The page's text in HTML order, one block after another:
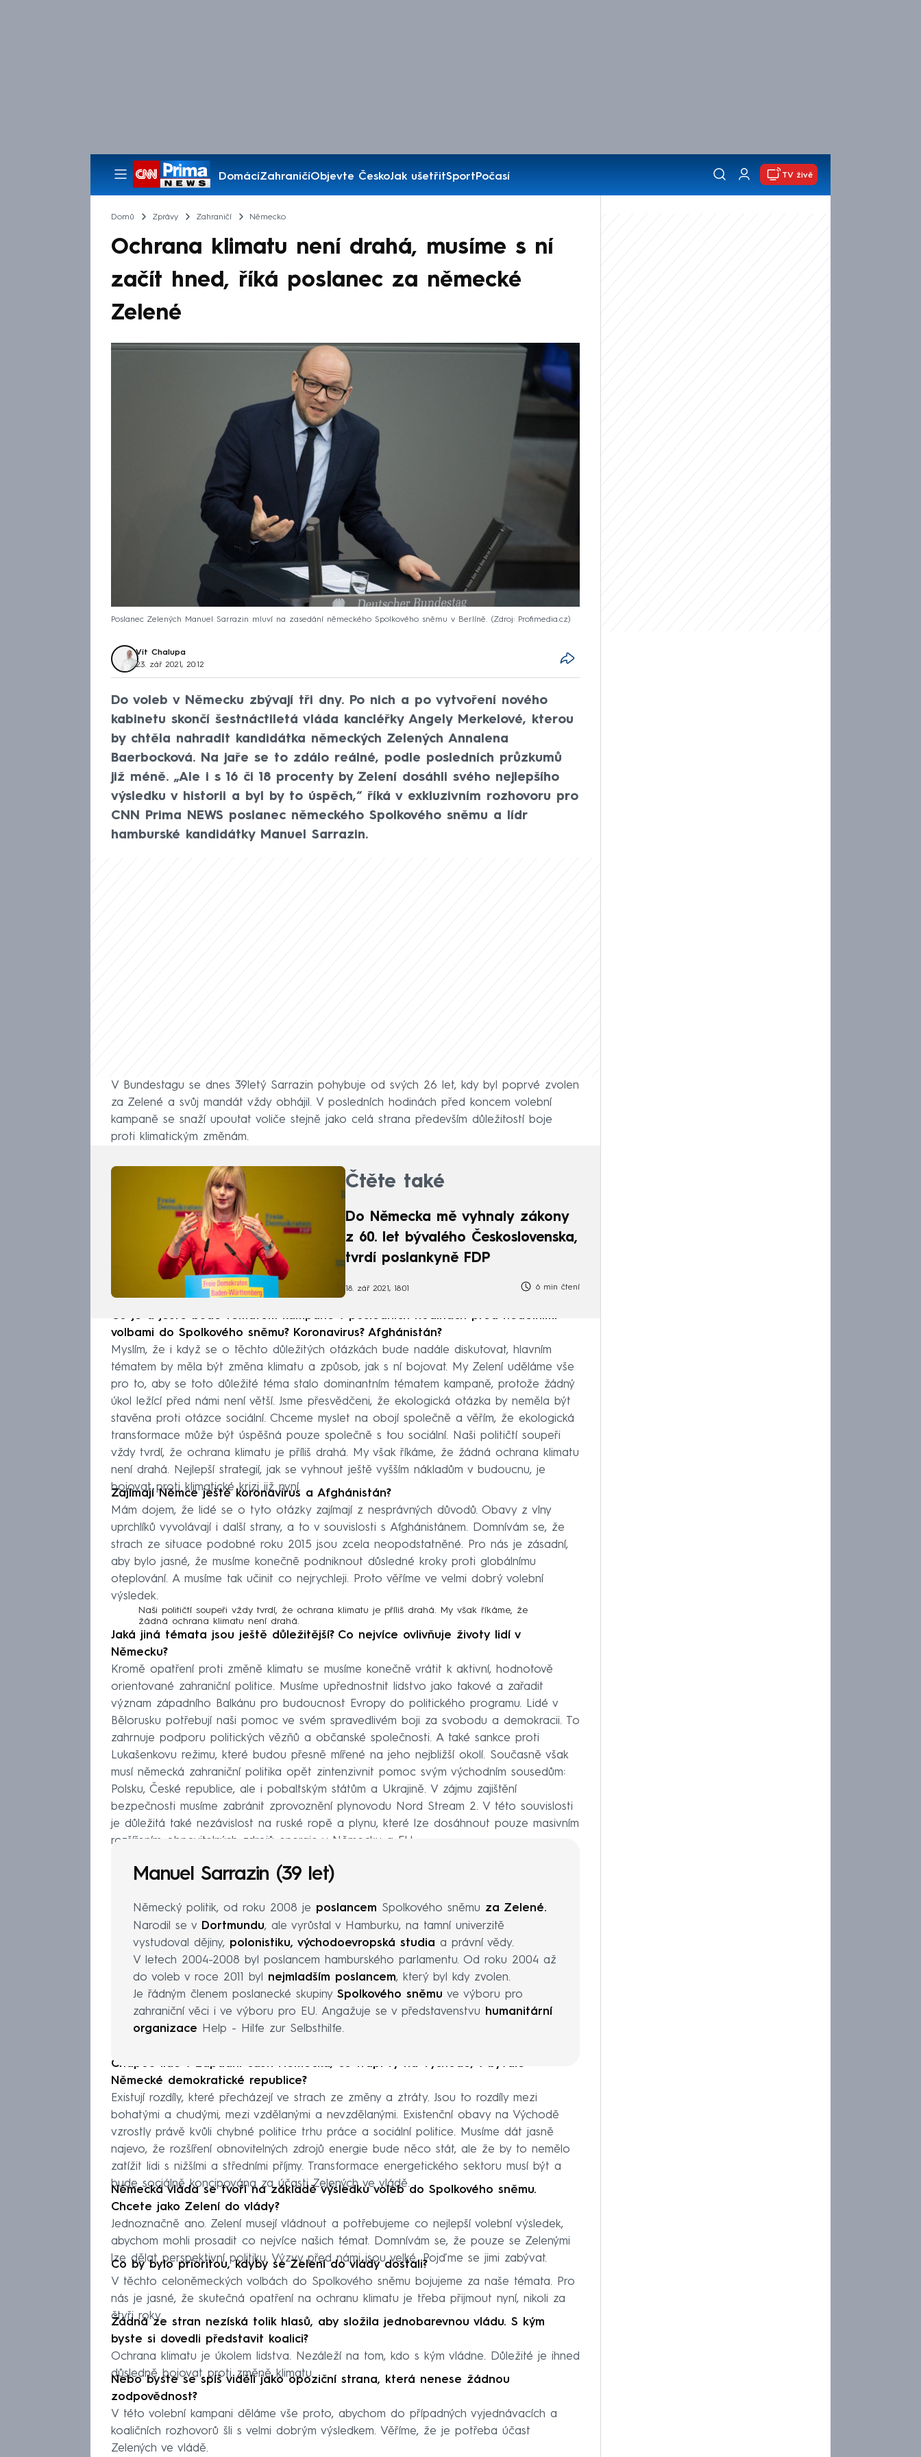
DomácíZahraničíObjevte ČeskoJak ušetřitSportPočasí
Pořady
TV živě
Domů Zprávy Zahraničí Německo
Ochrana klimatu není drahá, musíme s ní
začít hned, říká poslanec za německé
Zelené
Poslanec Zelených Manuel Sarrazin mluví na zasedání německého Spolkového sněmu v Berlíně. Zdroj: Profimedia.cz
Vít Chalupa
23. zář 2021, 20:12
Do voleb v Německu zbývají tři dny. Po nich a po vytvoření nového
kabinetu skončí šestnáctiletá vláda kancléřky Angely Merkelové, kterou
by chtěla nahradit kandidátka německých Zelených Annalena
Baerbocková. Na jaře se to zdálo reálné, podle posledních průzkumů
již méně. „Ale i s 16 či 18 procenty by Zelení dosáhli svého nejlepšího
výsledku v historii a byl by to úspěch,“ říká v exkluzivním rozhovoru pro
CNN Prima NEWS poslanec německého Spolkového sněmu a lídr
hamburské kandidátky Manuel Sarrazin.
V Bundestagu se dnes 39letý Sarrazin pohybuje od svých 26 let, kdy byl poprvé zvolen
za Zelené a svůj mandát vždy obhájil. V posledních hodinách před koncem volební
kampaně se snaží upoutat voliče stejně jako celá strana především důležitostí boje
proti klimatickým změnám.
Čtěte také
Do Německa mě vyhnaly zákony
z 60. let bývalého Československa,
tvrdí poslankyně FDP
18. zář 2021, 18:01 6 min čtení
Co je a ještě bude tématem kampaně v posledních hodinách před nedělními
volbami do Spolkového sněmu? Koronavirus? Afghánistán?
Myslím, že i když se o těchto důležitých otázkách bude nadále diskutovat, hlavním
tématem by měla být změna klimatu a způsob, jak s ní bojovat. My Zelení uděláme vše
pro to, aby se toto důležité téma stalo dominantním tématem kampaně, protože žádný
úkol ležící před námi není větší. Jsme přesvědčeni, že ekologická otázka by neměla být
stavěna proti otázce sociální. Chceme myslet na obojí společně a věřím, že ekologická
transformace může být úspěšná pouze společně s tou sociální. Naši političtí soupeři
vždy tvrdí, že ochrana klimatu je příliš drahá. My však říkáme, že žádná ochrana klimatu
není drahá. Nejlepší strategií, jak se vyhnout ještě vyšším nákladům v budoucnu, je
bojovat proti klimatické krizi již nyní.
Zajímají Němce ještě koronavirus a Afghánistán?
Mám dojem, že lidé se o tyto otázky zajímají z nesprávných důvodů. Obavy z vlny
uprchlíků vyvolávají i další strany, a to v souvislosti s Afghánistánem. Domnívám se, že
strach ze situace podobné roku 2015 jsou zcela neopodstatněné. Pro nás je zásadní,
aby bylo jasné, že musíme konečně podniknout důsledné kroky proti globálnímu
oteplování. A musíme tak učinit co nejrychleji. Proto věříme ve velmi dobrý volební
výsledek.
Naši političtí soupeři vždy tvrdí, že ochrana klimatu je příliš drahá. My však říkáme, že
žádná ochrana klimatu není drahá.
Jaká jiná témata jsou ještě důležitější? Co nejvíce ovlivňuje životy lidí v
Německu?
Kromě opatření proti změně klimatu se musíme konečně vrátit k aktivní, hodnotově
orientované zahraniční politice. Musíme upřednostnit lidstvo jako takové a zařadit
význam západního Balkánu pro budoucnost Evropy do politického programu. Lidé v
Bělorusku potřebují naši pomoc ve svém spravedlivém boji za svobodu a demokracii. To
zahrnuje podporu politických vězňů a občanské společnosti. A také sankce proti
Lukašenkovu režimu, které budou přesně mířené na jeho nejbližší okolí. Současně však
musí německá zahraniční politika opět zintenzivnit pomoc svým východním sousedům:
Polsku, České republice, ale i pobaltským státům a Ukrajině. V zájmu zajištění
bezpečnosti musíme zabránit zprovoznění plynovodu Nord Stream 2. V této souvislosti
je důležitá také nezávislost na ruské ropě a plynu, které lze dosáhnout pouze masivním
rozšířením obnovitelných zdrojů energie v Německu a EU.
Manuel Sarrazin (39 let)
Německý politik, od roku 2008 je poslancem Spolkového sněmu za Zelené.
Narodil se v Dortmundu, ale vyrůstal v Hamburku, na tamní univerzitě
vystudoval dějiny, polonistiku, východoevropská studia a právní vědy.
V letech 2004-2008 byl poslancem hamburského parlamentu. Od roku 2004 až
do voleb v roce 2011 byl nejmladším poslancem, který byl kdy zvolen.
Je řádným členem poslanecké skupiny Spolkového sněmu ve výboru pro
zahraniční věci i ve výboru pro EU. Angažuje se v představenstvu
humanitární
organizace Help - Hilfe zur Selbsthilfe.
Chápou lidé v západní části Německa, co trápí ty na Východě, v bývalé
Německé demokratické republice?
Existují rozdíly, které přecházejí ve strach ze změny a ztráty. Jsou to rozdíly mezi
bohatými a chudými, mezi vzdělanými a nevzdělanými. Existenční obavy na Východě
vzrostly právě kvůli chybné politice trhu práce a sociální politice. Musíme dát jasně
najevo, že rozšíření obnovitelných zdrojů energie bude něco stát, ale že by to nemělo
zatížit lidi s nižšími a středními příjmy. Transformace energetického sektoru musí být a
bude sociálně koncipována za účasti Zelených ve vládě.
Německá vláda se tvoří na základě výsledku voleb do Spolkového sněmu.
Chcete jako Zelení do vlády?
Jednoznačně ano. Zelení musejí vládnout a potřebujeme co nejlepší volební výsledek,
abychom mohli prosadit co nejvíce našich témat. Domnívám se, že pouze se Zelenými
lze dělat perspektivní politiku. Výzvy před námi jsou velké. Pojďme se jimi zabývat.
Co by bylo prioritou, kdyby se Zelení do vlády dostali?
V těchto celoněmeckých volbách do Spolkového sněmu bojujeme za naše témata. Pro
nás je jasné, že skutečná opatření na ochranu klimatu je třeba přijmout nyní, nikoli za
čtyři roky.
Žádná ze stran nezíská tolik hlasů, aby složila jednobarevnou vládu. S kým
byste si dovedli představit koalici?
Ochrana klimatu je úkolem lidstva. Nezáleží na tom, kdo s kým vládne. Důležité je ihned
důsledně bojovat proti změně klimatu.
Nebo byste se spíš viděli jako opoziční strana, která nenese žádnou
zodpovědnost?
V této volební kampani děláme vše proto, abychom do případných vyjednávacích a
koaličních rozhovorů šli s velmi dobrým výsledkem. Věříme, že je potřeba účast
Zelených ve vládě.